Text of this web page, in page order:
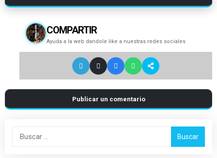
COMPARTIR
Ayuda a la web dandole like a nuestras redes sociales
Publicar un comentario
Buscar: